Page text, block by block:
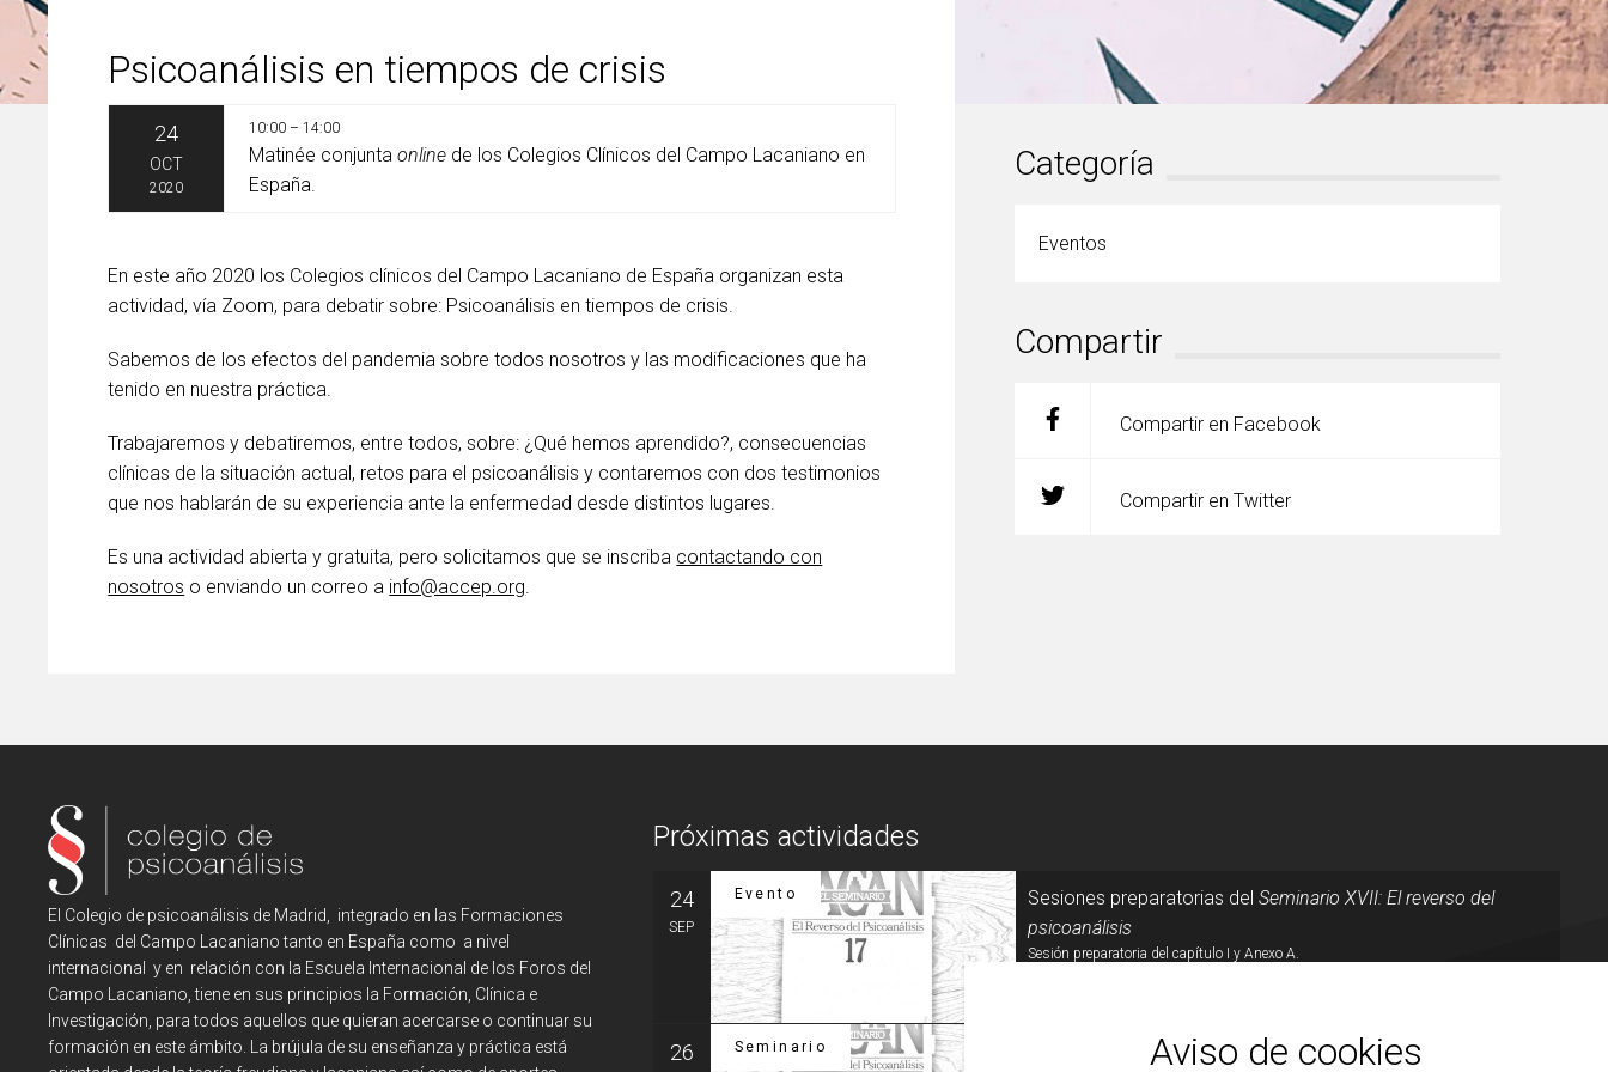
Aviso de cookies
Psicoanálisis en tiempos de crisis
24
OCT
2020
10:00 – 14:00
Matinée conjuntaonline de los Colegios Clínicos del Campo Lacaniano en
España.
En este año 2020 los Colegios clínicos del Campo Lacaniano de España organizan esta
actividad, vía Zoom, para debatir sobre: Psicoanálisis en tiempos de crisis.
Sabemos de los efectos del pandemia sobre todos nosotros y las modificaciones que ha
tenido en nuestra práctica.
Trabajaremos y debatiremos, entre todos, sobre: ¿Qué hemos aprendido?, consecuencias
clínicas de la situación actual, retos para el psicoanálisis y contaremos con dos testimonios
que nos hablarán de su experiencia ante la enfermedad desde distintos lugares.
Es una actividad abierta y gratuita, pero solicitamos que se inscriba contactando con
nosotros o enviando un correo a info@accep.org.
Categoría
Eventos
Compartir
Compartir en Facebook
Compartir en Twitter
El Colegio de psicoanálisis de Madrid, integrado en las Formaciones
Clínicas del Campo Lacaniano tanto en España como a nivel
internacional y en relación con la Escuela Internacional de los Foros del
Campo Lacaniano, tiene en sus principios la Formación, Clínica e
Investigación, para todos aquellos que quieran acercarse o continuar su
formación en este ámbito. La brújula de su enseñanza y práctica está
Próximas actividades
24
SEP
Evento Sesiones preparatorias del Seminario XVII: El reverso del
psicoanálisis
Sesión preparatoria del capítulo I y Anexo A.
26 Seminario Seminario del Colegio 2026-2027: El reverso del psicoanálisis